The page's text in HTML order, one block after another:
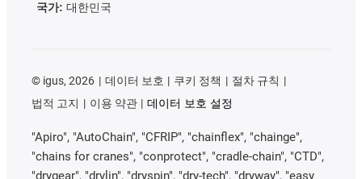
국가: 대한민국
© igus, 2026 데이터 보호 쿠키 정책
절차 규칙
법적 고지
이용 약관 데이터 보호 설정
"Apiro", "AutoChain", "CFRIP", "chainflex", "chainge",
"chains for cranes", "conprotect", "cradle-chain", "CTD",
"drygear", "drylin", "dryspin", "dry-tech", "dryway", "easy